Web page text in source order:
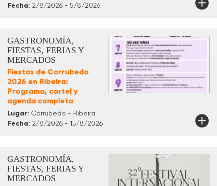
Fecha: 2/8/2026 - 5/8/2026
GASTRONOMÍA,
FIESTAS, FERIAS Y
MERCADOS
Fiestas de Corrubedo
2026 en Ribeira:
Programa, cartel y
agenda completa
Lugar: Corrubedo - Ribeira
Fecha: 2/8/2026 - 15/8/2026
GASTRONOMÍA,
FIESTAS, FERIAS Y
MERCADOS